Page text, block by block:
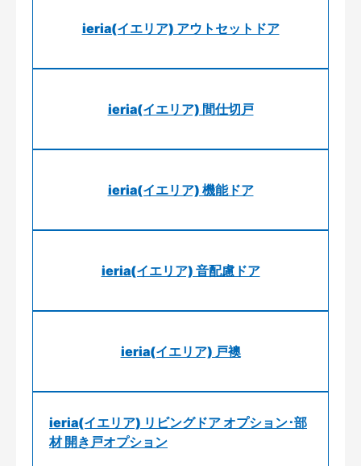
ieria(イエリア) アウトセットドア
ieria(イエリア) 間仕切戸
ieria(イエリア) 機能ドア
ieria(イエリア) 音配慮ドア
ieria(イエリア) 戸襖
ieria(イエリア) リビングドア オプション･部
材 開き戸オプション